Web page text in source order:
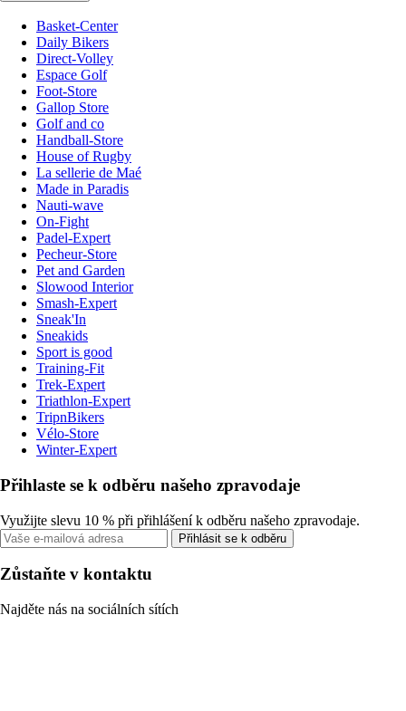
Basket-Center
Daily Bikers
Direct-Volley
Espace Golf
Foot-Store
Gallop Store
Golf and co
Handball-Store
House of Rugby
La sellerie de Maé
Made in Paradis
Nauti-wave
On-Fight
Padel-Expert
Pecheur-Store
Pet and Garden
Slowood Interior
Smash-Expert
Sneak'In
Sneakids
Sport is good
Training-Fit
Trek-Expert
Triathlon-Expert
TripnBikers
Vélo-Store
Winter-Expert
Přihlaste se k odběru našeho zpravodaje
Využijte slevu 10 % při přihlášení k odběru našeho zpravodaje.
Přihlásit se k odběru
Zůstaňte v kontaktu
Najděte nás na sociálních sítích